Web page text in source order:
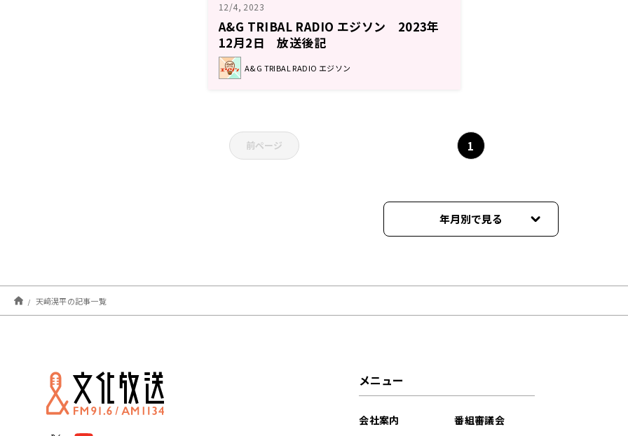
12/4, 2023
A&G TRIBAL RADIO エジソン 2023年
12月2日 放送後記
A&G TRIBAL RADIO エジソン
前ページ 1
年月別で見る
2025年03月
2025年02月
天﨑滉平の記事一覧
メニュー
会社案内 番組審議会